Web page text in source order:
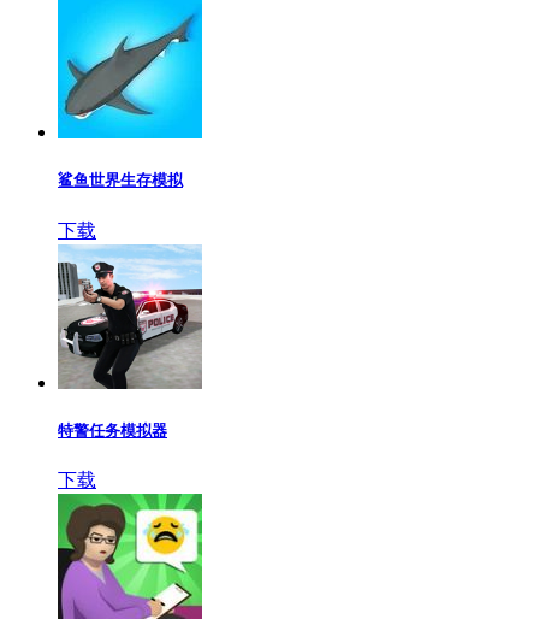
鲨鱼世界生存模拟
下载
特警任务模拟器
下载